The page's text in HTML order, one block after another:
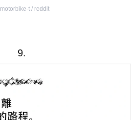
motorbike-t / reddit
9.